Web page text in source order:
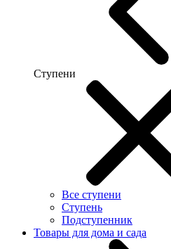
Ступени
Все ступени
Ступень
Подступенник
Товары для дома и сада